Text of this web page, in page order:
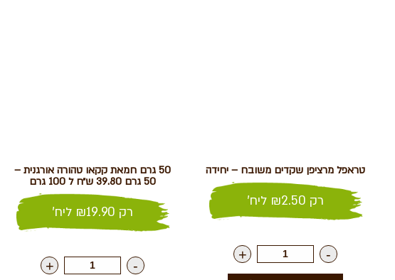
טראפל מרציפן שקדים משובח – יחידה
רק ₪2.50 ליח'
-
+
50 גרם חמאת קקאו טהורה אורגנית –
50 גרם 39.80 ש״ח ל 100 גרם
רק ₪19.90 ליח'
-
+